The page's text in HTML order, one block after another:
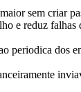
sem criar
e reduz falhas
periodica dos